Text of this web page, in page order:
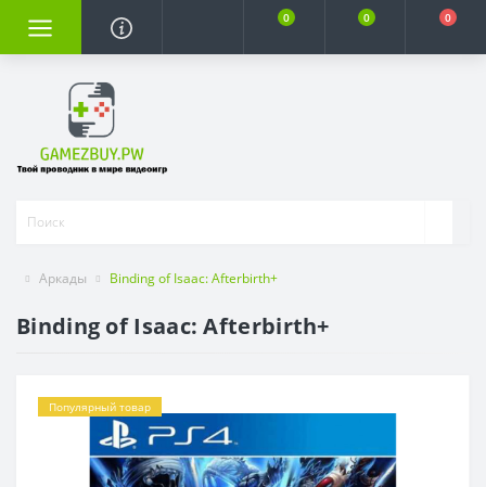
0 0 0
Аркады Binding of Isaac: Afterbirth+
Binding of Isaac: Afterbirth+
Популярный товар